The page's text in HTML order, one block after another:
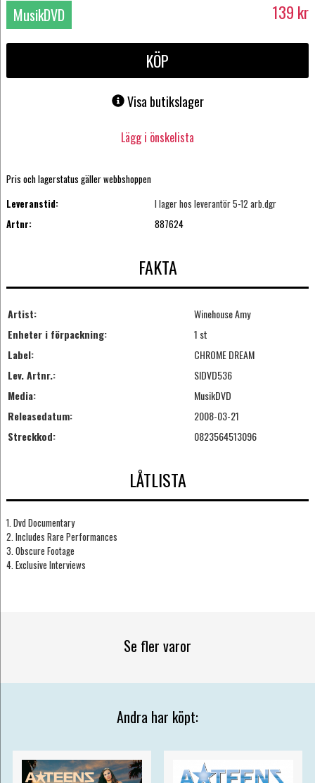
MusikDVD 139 kr
KÖP
Visa butikslager
Lägg i önskelista
Pris och lagerstatus gäller webbshoppen
Leveranstid:
I lager hos leverantör 5-12 arb.dgr
Artnr:
887624
FAKTA
Artist:
Winehouse Amy
Enheter i förpackning:
1 st
Label:
CHROME DREAM
Lev. Artnr.:
SIDVD536
Media:
MusikDVD
Releasedatum:
2008-03-21
Streckkod:
0823564513096
LÅTLISTA
1. Dvd Documentary
2. Includes Rare Performances
3. Obscure Footage
4. Exclusive Interviews
Se fler varor
Andra har köpt: